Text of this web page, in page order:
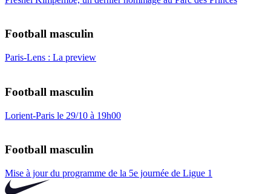
Football masculin
Paris-Lens : La preview
Football masculin
Lorient-Paris le 29/10 à 19h00
Football masculin
Mise à jour du programme de la 5e journée de Ligue 1